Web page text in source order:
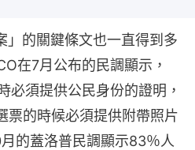
」的關鍵條文也一直得到多
在7月公布的民調顯示，
必須提供公民身份的證明，
票的時候必須提供附帶照片
的蓋洛普民調顯示83％人